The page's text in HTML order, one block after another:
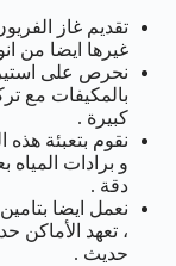
غيرها ايضا من
نحرص على
بالمكيفات مع
كبيرة .
نقوم بتعبئة هذه
و برادات المياه
دقة .
نعمل ايضا
، تعهد الأماكن
حديث .